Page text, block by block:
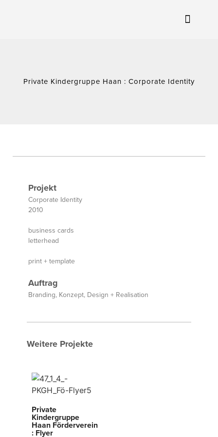
Private Kindergruppe Haan : Corporate Identity
Projekt
Corporate Identity
2010
business cards
letterhead
print + template
Auftrag
Branding, Konzept, Design + Realisation
Weitere Projekte
Private
Kindergruppe
Haan Förderverein
: Flyer